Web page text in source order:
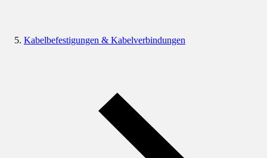
Kabelbefestigungen & Kabelverbindungen